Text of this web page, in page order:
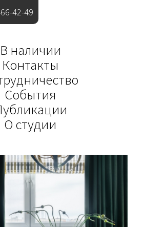
42-49
В наличии
Контакты
События
О студии